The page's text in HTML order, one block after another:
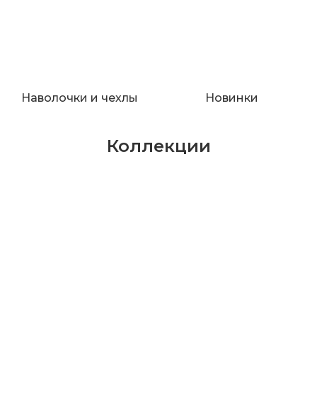
Наволочки и чехлы Новинки
Коллекции